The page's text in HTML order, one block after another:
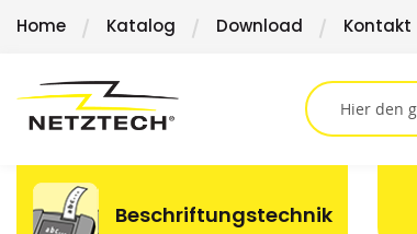
Direkt
Home Katalog Download Kontakt
Beschriftungstechnik